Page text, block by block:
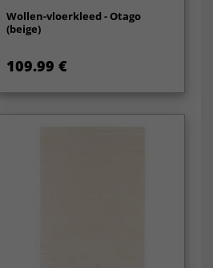
Wollen-vloerkleed - Otago
(beige)
109.99 €